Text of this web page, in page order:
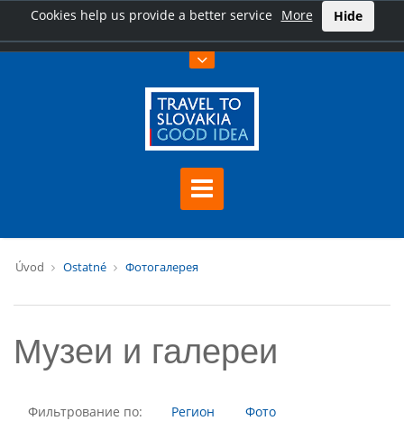
Cookies help us provide a better service More Hide
Úvod Ostatné Фотогалерея
Музеи и галереи
Фильтрование по: Регион Фото